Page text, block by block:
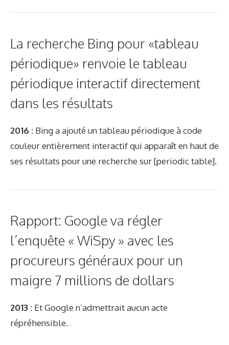
La recherche Bing pour «tableau
périodique» renvoie le tableau
périodique interactif directement
dans les résultats
2016 : Bing a ajouté un tableau périodique à code
couleur entièrement interactif qui apparaît en haut de
ses résultats pour une recherche sur [periodic table].
Rapport: Google va régler
l’enquête « WiSpy » avec les
procureurs généraux pour un
maigre 7 millions de dollars
2013 : Et Google n’admettrait aucun acte
répréhensible.